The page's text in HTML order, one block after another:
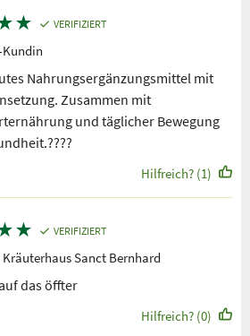
★ VERIFIZIERT
Nahrungsergänzungsmittel mit
Zusammen mit
und täglicher Bewegung
Hilfreich? (1)
★ VERIFIZIERT
Sanct Bernhard
das öffter
Hilfreich? (0)